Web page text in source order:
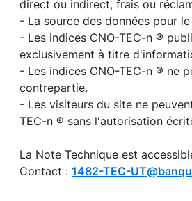
direct ou indirect, frais ou
- La source des données pour
- Les indices CNO-TEC-n ®
exclusivement à titre
- Les indices CNO-TEC-n ® ne
contrepartie.
- Les visiteurs du site ne
TEC-n ® sans l'autorisation
La Note Technique est
Contact : 1482-TEC-